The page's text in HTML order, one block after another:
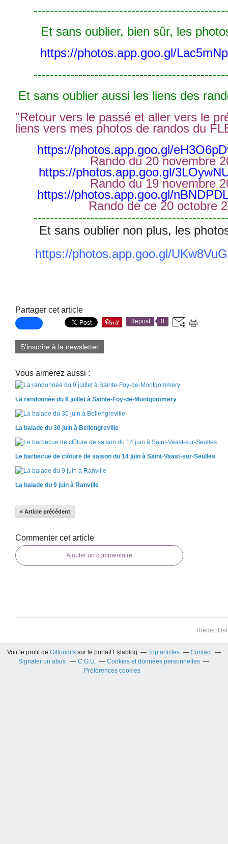
Et sans oublier, bien sûr, les
https://photos.app.goo.gl/
Et sans oublier aussi les liens des
"Retour vers le passé et aller vers le
liens vers mes photos de randos du
https://photos.app.goo.gl/
Rando du 20 novembre
https://photos.app.goo.gl/
Rando du 19 novembre
https://photos.app.goo.gl/
Rando de ce 20 octobre
Et sans oublier non plus, les
https://photos.app.goo.gl/
Partager cet article
Repost 0
S'inscrire à la newsletter
Vous aimerez aussi :
La randonnée du 9 juillet à Sainte-Foy-de-Montgommery
La balade du 30 juin à Bellengreville
Le barbecue de clôture de saison du 14 juin à Saint-Vaast-sur-Seulles
La balade du 9 juin à Ranville
« Article précédent
Commenter cet article
Ajouter un commentaire
Theme:
Voir le profil de Gilloudifs sur le portail Eklablog Top articles
Contact
Signaler un abus
C.G.U.
Cookies et données personnelles
Préférences cookies